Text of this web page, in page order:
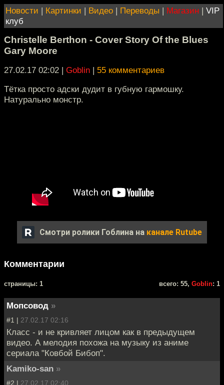
Новости | Картинки | Видео | Переводы | Магазин | VIP
клуб
Christelle Berthon - Cover Story Of the Blues
Gary Moore
27.02.17 02:02 | Goblin | 55 комментариев
Тётка просто адски дудит в губную гармошку.
Натурально монстр.
Смотри ролики Гоблина на канале Rutube
Комментарии
cтраницы: 1 всего: 55, Goblin: 1
Мопсовод »
#1 | 27.02.17 02:16
Класс - и не кривляет лицом как в предыдущем
видео. А мелодия похожа на музыку из аниме
сериала "Ковбой Бибоп".
Kamiko-san »
#2 | 27.02.17 02:40